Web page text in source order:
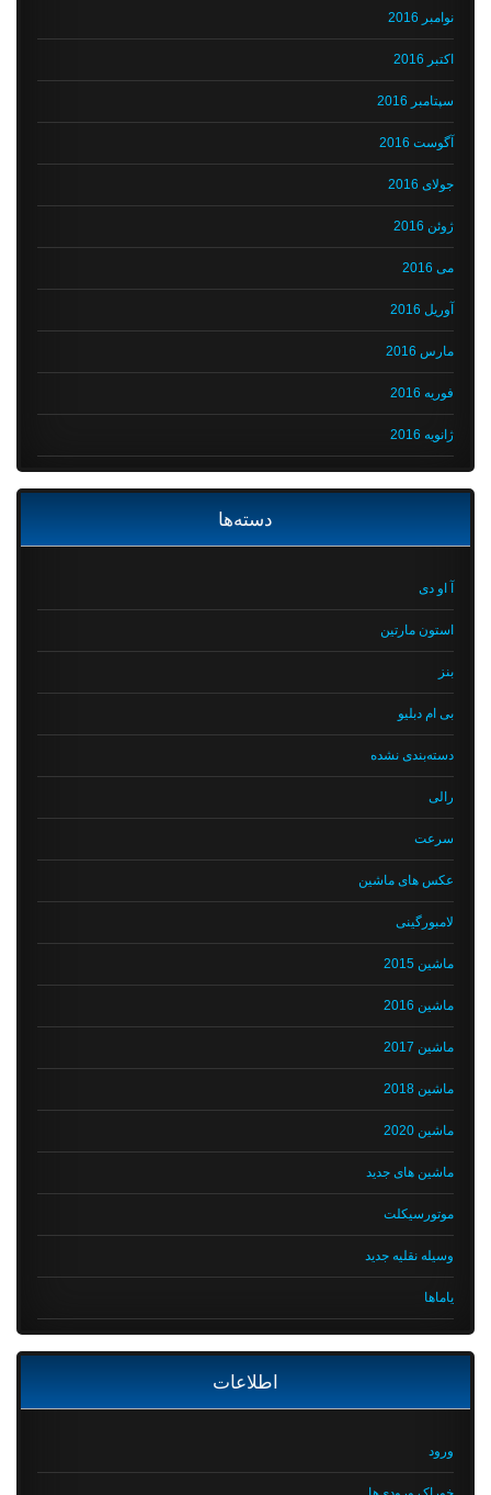
نوامبر 2016
اکتبر 2016
سپتامبر 2016
آگوست 2016
جولای 2016
ژوئن 2016
می 2016
آوریل 2016
مارس 2016
فوریه 2016
ژانویه 2016
دسته‌ها
آ او دی
استون مارتین
بی ام دبلیو
دسته‌بندی نشده
رالی
سرعت
عکس های ماشین
لامبورگینی
ماشین 2015
ماشین 2016
ماشین 2017
ماشین 2018
ماشین 2020
ماشین های جدید
موتورسیکلت
وسیله نقلیه جدید
یاماها
اطلاعات
ورود